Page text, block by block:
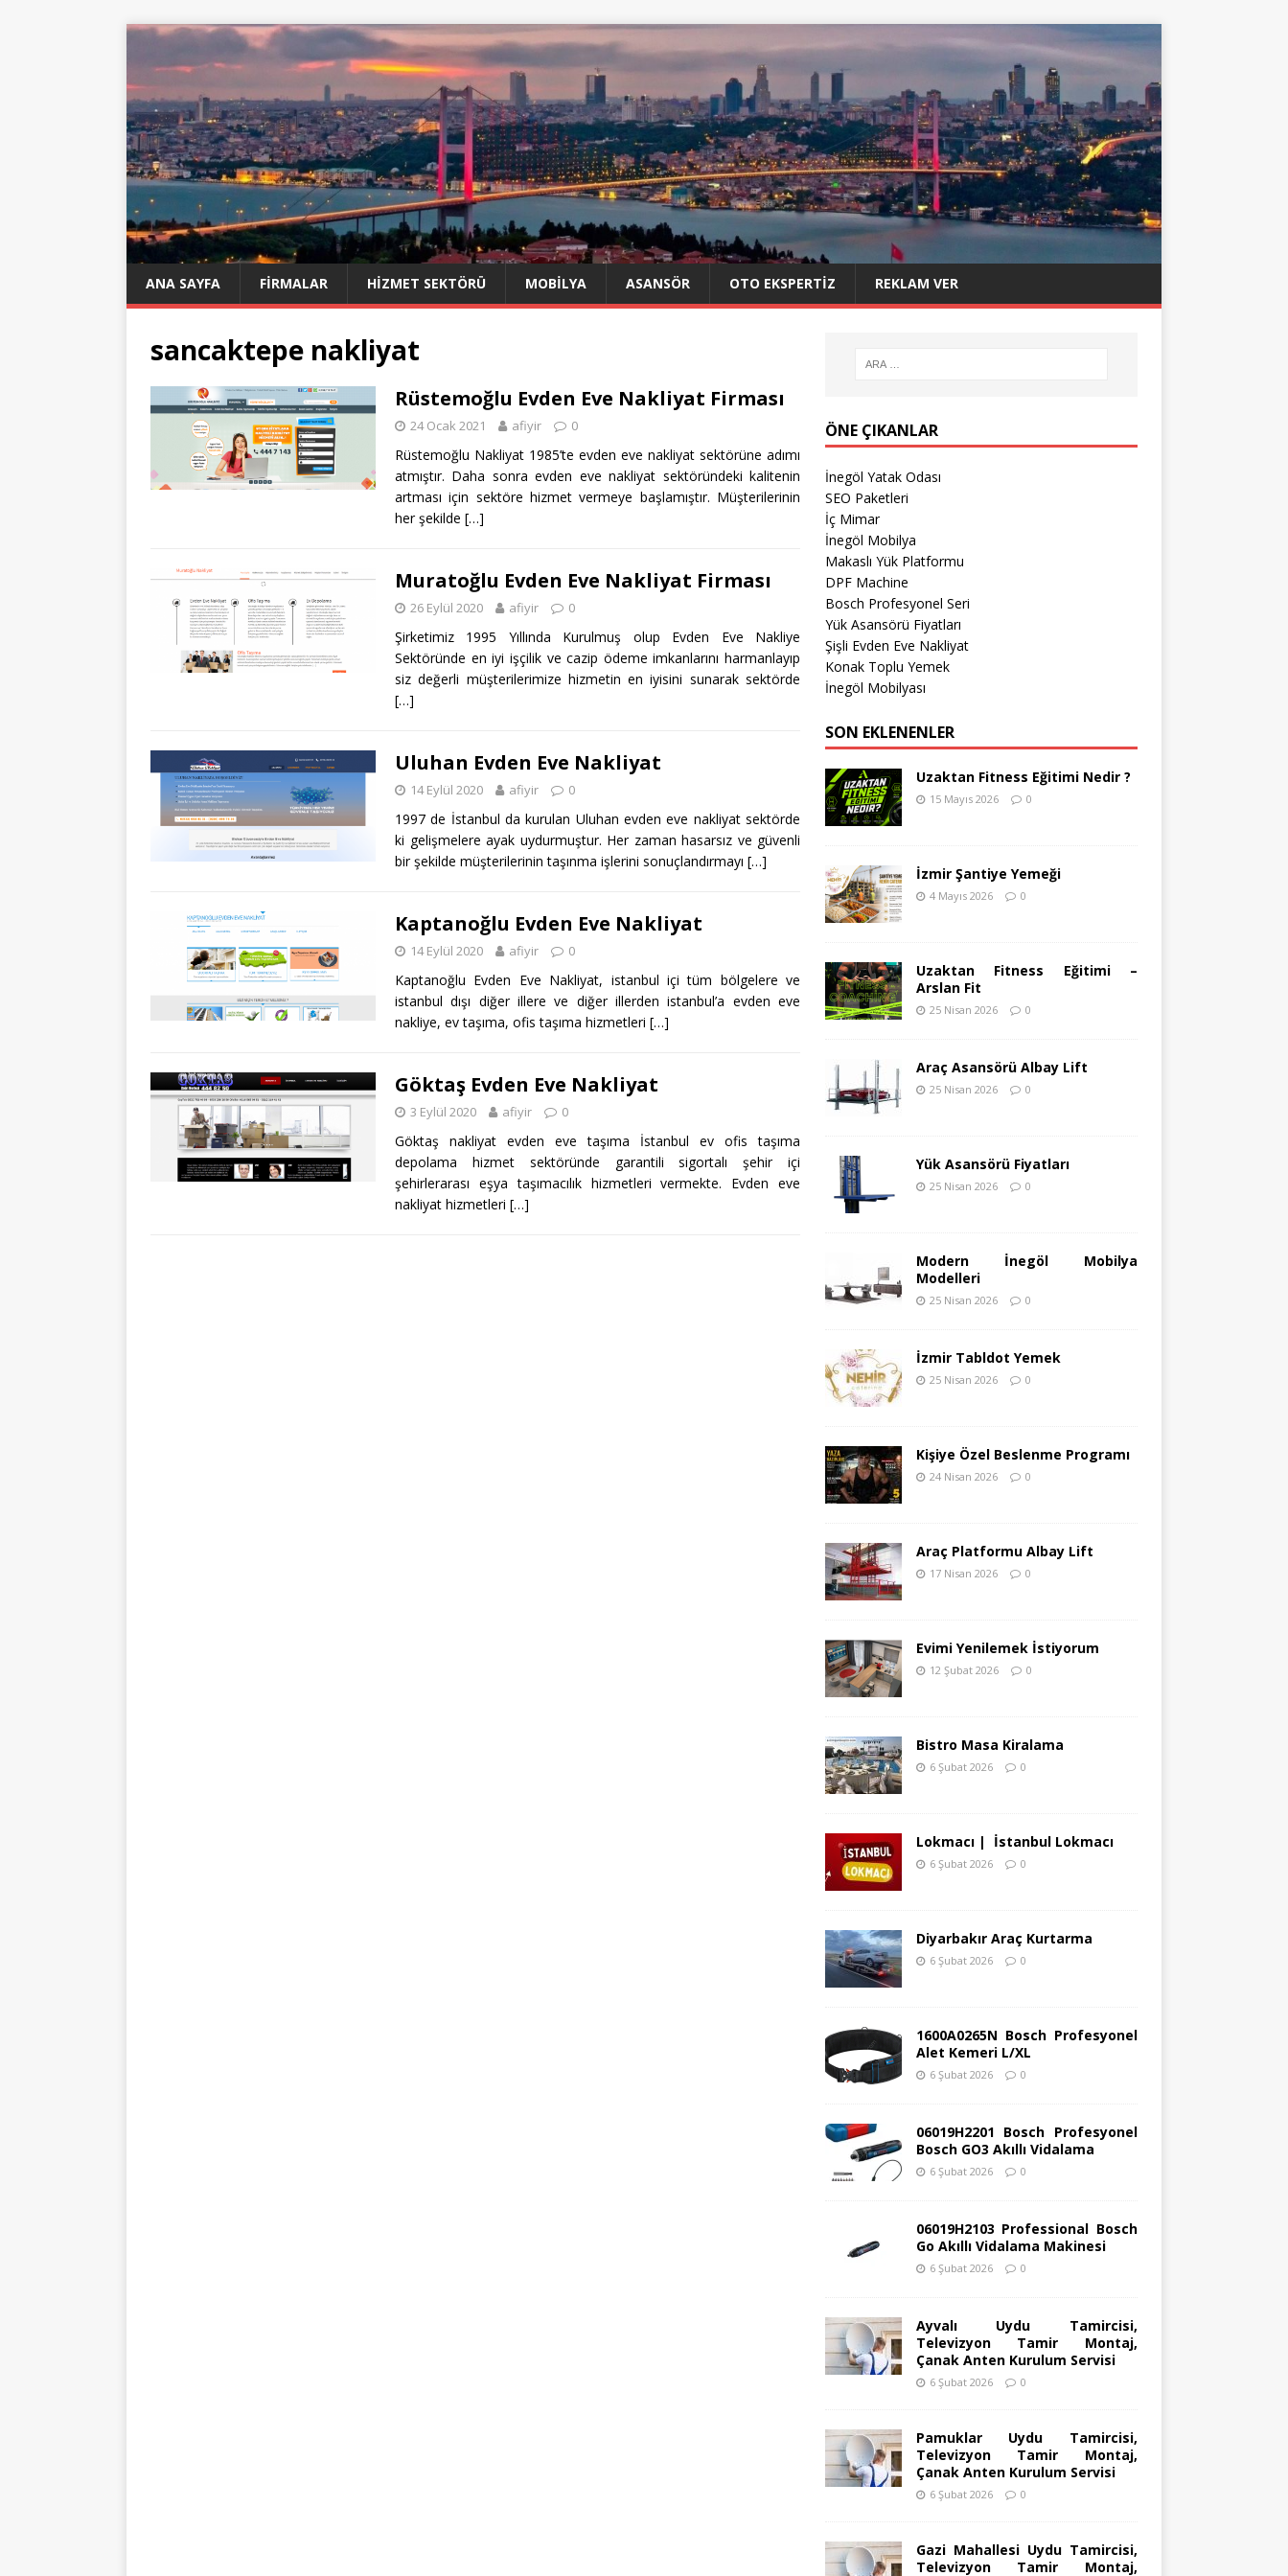
ANA SAYFA FIRMALAR HIZMET SEKTÖRÜ MOBILYA ASANSÖR OTO EKSPERTIZ REKLAM VER
sancaktepe nakliyat
Rüstemoğlu Evden Eve Nakliyat Firması
24 Ocak 2021 afiyir 0
Rüstemoğlu Nakliyat 1985’te evden eve nakliyat sektörüne adımı
atmıştır. Daha sonra evden eve nakliyat sektöründeki kalitenin
artması için sektöre hizmet vermeye başlamıştır. Müşterilerinin
her şekilde […]
Muratoğlu Evden Eve Nakliyat Firması
26 Eylül 2020 afiyir 0
Şirketimiz 1995 Yıllında Kurulmuş olup Evden Eve Nakliye
Sektöründe en iyi işçilik ve cazip ödeme imkanlarını harmanlayıp
siz değerli müşterilerimize hizmetin en iyisini sunarak sektörde
[…]
Uluhan Evden Eve Nakliyat
14 Eylül 2020 afiyir 0
1997 de İstanbul da kurulan Uluhan evden eve nakliyat sektörde
ki gelişmelere ayak uydurmuştur. Her zaman hasarsız ve güvenli
bir şekilde müşterilerinin taşınma işlerini sonuçlandırmayı […]
Kaptanoğlu Evden Eve Nakliyat
14 Eylül 2020 afiyir 0
Kaptanoğlu Evden Eve Nakliyat, istanbul içi tüm bölgelere ve
istanbul dışı diğer illere ve diğer illerden istanbul’a evden eve
nakliye, ev taşıma, ofis taşıma hizmetleri […]
Göktaş Evden Eve Nakliyat
3 Eylül 2020 afiyir 0
Göktaş nakliyat evden eve taşıma İstanbul ev ofis taşıma
depolama hizmet sektöründe garantili sigortalı şehir içi
şehirlerarası eşya taşımacılık hizmetleri vermekte. Evden eve
nakliyat hizmetleri […]
ÖNE ÇIKANLAR
İnegöl Yatak Odası
SEO Paketleri
İç Mimar
İnegöl Mobilya
Makaslı Yük Platformu
DPF Machine
Bosch Profesyonel Seri
Yük Asansörü Fiyatları
Şişli Evden Eve Nakliyat
Konak Toplu Yemek
İnegöl Mobilyası
SON EKLENENLER
Uzaktan Fitness Eğitimi Nedir ?
15 Mayıs 2026 0
İzmir Şantiye Yemeği
4 Mayıs 2026 0
Uzaktan Fitness Eğitimi –
Arslan Fit
25 Nisan 2026 0
Araç Asansörü Albay Lift
25 Nisan 2026 0
Yük Asansörü Fiyatları
25 Nisan 2026 0
Modern İnegöl Mobilya
Modelleri
25 Nisan 2026 0
İzmir Tabldot Yemek
25 Nisan 2026 0
Kişiye Özel Beslenme Programı
24 Nisan 2026 0
Araç Platformu Albay Lift
17 Nisan 2026 0
Evimi Yenilemek İstiyorum
12 Şubat 2026 0
Bistro Masa Kiralama
6 Şubat 2026 0
Lokmacı | İstanbul Lokmacı
6 Şubat 2026 0
Diyarbakır Araç Kurtarma
6 Şubat 2026 0
1600A0265N Bosch Profesyonel
Alet Kemeri L/XL
6 Şubat 2026 0
06019H2201 Bosch Profesyonel
Bosch GO3 Akıllı Vidalama
6 Şubat 2026 0
06019H2103 Professional Bosch
Go Akıllı Vidalama Makinesi
6 Şubat 2026 0
Ayvalı Uydu Tamircisi,
Televizyon Tamir Montaj,
Çanak Anten Kurulum Servisi
6 Şubat 2026 0
Pamuklar Uydu Tamircisi,
Televizyon Tamir Montaj,
Çanak Anten Kurulum Servisi
6 Şubat 2026 0
Gazi Mahallesi Uydu Tamircisi,
Televizyon Tamir Montaj,